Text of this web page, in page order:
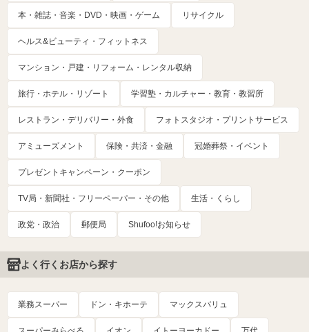
本・雑誌・音楽・DVD・映画・ゲーム リサイクル
ヘルス&ビューティ・フィットネス
マンション・戸建・リフォーム・レンタル収納
旅行・ホテル・リゾート 学習塾・カルチャー・教育・教習所
レストラン・デリバリー・外食 フォトスタジオ・プリントサービス
アミューズメント 保険・共済・金融 冠婚葬祭・イベント
プレゼントキャンペーン・クーポン
TV局・新聞社・フリーペーパー・その他 生活・くらし
政党・政治 郵便局 Shufoo!お知らせ
よく行くお店から探す
業務スーパー ドン・キホーテ マックスバリュ